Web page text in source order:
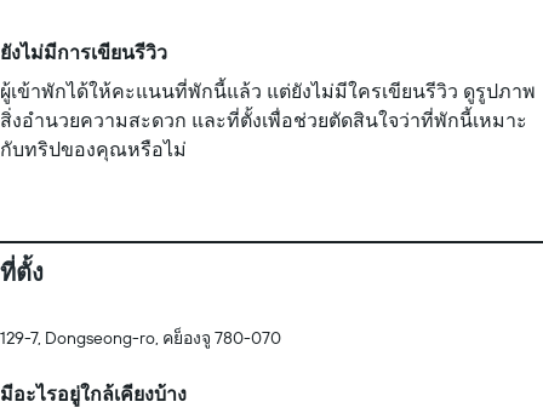
ยังไม่มีการเขียนรีวิว
ผู้เข้าพักได้ให้คะแนนที่พักนี้แล้ว แต่ยังไม่มีใครเขียนรีวิว ดูรูปภาพ
สิ่งอำนวยความสะดวก และที่ตั้งเพื่อช่วยตัดสินใจว่าที่พักนี้เหมาะ
กับทริปของคุณหรือไม่
ที่ตั้ง
129-7, Dongseong-ro, คย็องจู 780-070
มีอะไรอยู่ใกล้เคียงบ้าง